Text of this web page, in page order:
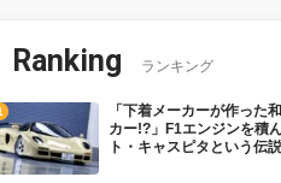
Ranking ランキング
「下着メーカーが作った
カー!?」F1エンジンを積
ト・キャスピタという伝説